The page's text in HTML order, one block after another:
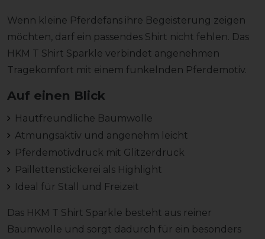
Wenn kleine Pferdefans ihre Begeisterung zeigen
möchten, darf ein passendes Shirt nicht fehlen. Das
HKM T Shirt Sparkle verbindet angenehmen
Tragekomfort mit einem funkelnden Pferdemotiv.
Auf einen Blick
Hautfreundliche Baumwolle
Atmungsaktiv und angenehm leicht
Pferdemotivdruck mit Glitzerdruck
Paillettenstickerei als Highlight
Ideal für Stall und Freizeit
Das HKM T Shirt Sparkle besteht aus reiner
Baumwolle und sorgt dadurch für ein besonders